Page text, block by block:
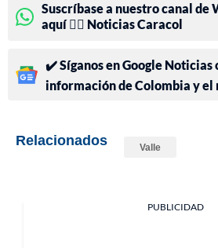
Suscríbase a nuestro canal de
aquí 👉🏻 Noticias Caracol
✔️ Síganos en Google Noticias
información de Colombia y el
Relacionados Valle
PUBLICIDAD